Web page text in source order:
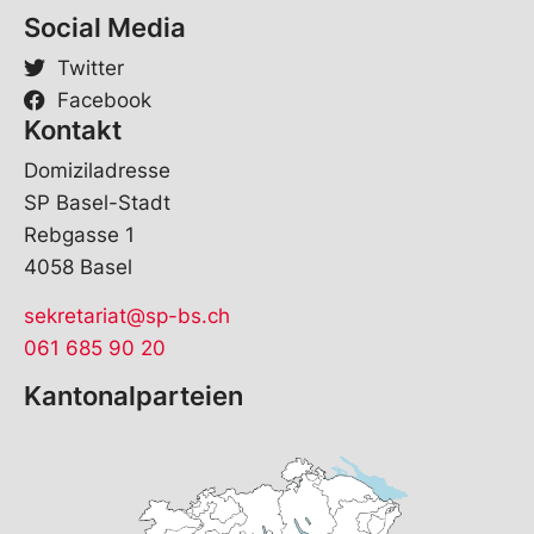
Social Media
Twitter
Facebook
Kontakt
Domiziladresse
SP Basel-Stadt
Rebgasse 1
4058 Basel
sekretariat@sp-bs.ch
061 685 90 20
Kantonalparteien